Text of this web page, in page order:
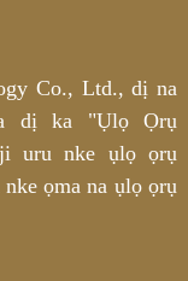
Co., Ltd., dị na
dị ka "Ụlọ Ọrụ
uru nke ụlọ ọrụ
ọma na ụlọ ọrụ